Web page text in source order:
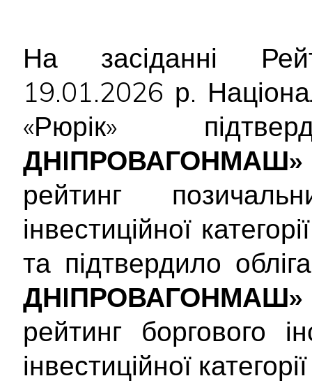
На засіданні
19.01.2026 р.
«Рюрік»
ДНIПРОВАГОНМАШ»
рейтинг
інвестиційної
та підтвердило
ДНIПРОВАГОНМАШ»
рейтинг боргового
інвестиційної